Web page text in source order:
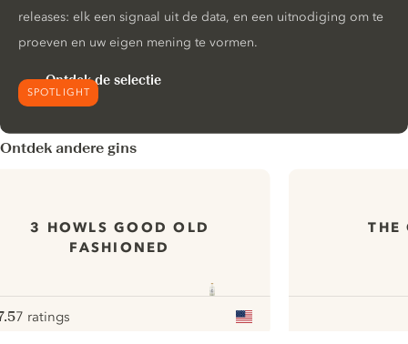
SPOTLIGHT
releases: elk een signaal uit de data, en een uitnodiging om te
proeven en uw eigen mening te vormen.
Ontdek de selectie
Ontdek andere gins
3 HOWLS GOOD OLD
FASHIONED
7 ratings
THE